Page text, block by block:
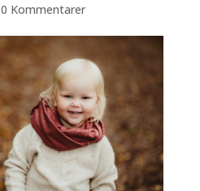
0 Kommentarer